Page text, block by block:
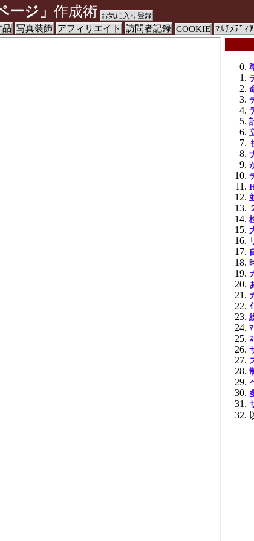
ージ」 作成術 お気に入り登録
品 写真装飾 アフィリエイト 訪問者記録 COOKIE ﾏﾙﾁﾒﾃﾞｨｱ